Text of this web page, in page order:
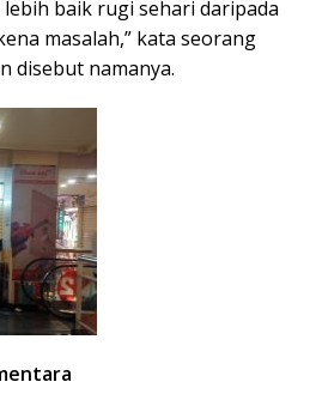
lebih baik rugi sehari daripada
masalah,” kata seorang
disebut namanya.